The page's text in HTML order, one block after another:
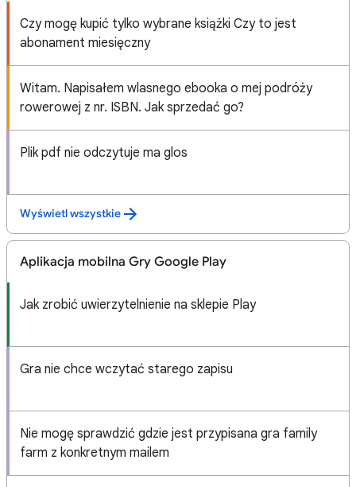
Czy mogę kupić tylko wybrane książki Czy to jest
abonament miesięczny
Witam. Napisałem wlasnego ebooka o mej podróży
rowerowej z nr. ISBN. Jak sprzedać go?
Plik pdf nie odczytuje ma glos
Wyświetl wszystkie
Aplikacja mobilna Gry Google Play
Jak zrobić uwierzytelnienie na sklepie Play
Gra nie chce wczytać starego zapisu
Nie mogę sprawdzić gdzie jest przypisana gra family
farm z konkretnym mailem